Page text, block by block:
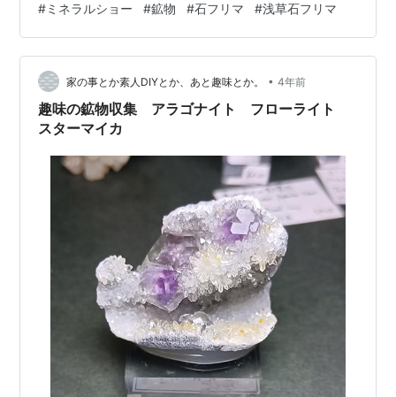
#ミネラルショー #鉱物 #石フリマ #浅草石フリマ
家の事とか素人DIYとか、あと趣味とか。 • 4年前
趣味の鉱物収集 アラゴナイト フローライト
スターマイカ